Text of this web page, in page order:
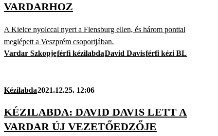
VARDARHOZ
A Kielce nyolccal nyert a Flensburg ellen, és három ponttal
meglépett a Veszprém csoportjában.
Vardar Szkopjeférfi kézilabdaDavid Davisférfi kézi BL
Kézilabda2021.12.25. 12:06
KÉZILABDA: DAVID DAVIS LETT A
VARDAR ÚJ VEZETŐEDZŐJE